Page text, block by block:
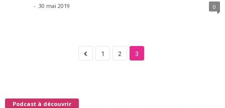
- 30 mai 2019 0
1 2 3
Podcast à découvrir